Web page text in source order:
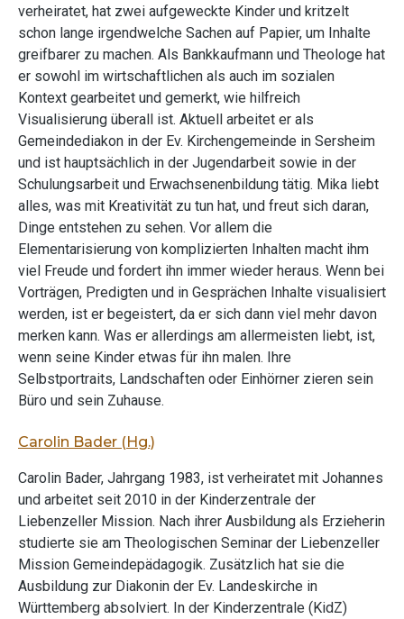
verheiratet, hat zwei aufgeweckte Kinder und kritzelt
schon lange irgendwelche Sachen auf Papier, um Inhalte
greifbarer zu machen. Als Bankkaufmann und Theologe hat
er sowohl im wirtschaftlichen als auch im sozialen
Kontext gearbeitet und gemerkt, wie hilfreich
Visualisierung überall ist. Aktuell arbeitet er als
Gemeindediakon in der Ev. Kirchengemeinde in Sersheim
und ist hauptsächlich in der Jugendarbeit sowie in der
Schulungsarbeit und Erwachsenenbildung tätig. Mika liebt
alles, was mit Kreativität zu tun hat, und freut sich daran,
Dinge entstehen zu sehen. Vor allem die
Elementarisierung von komplizierten Inhalten macht ihm
viel Freude und fordert ihn immer wieder heraus. Wenn bei
Vorträgen, Predigten und in Gesprächen Inhalte visualisiert
werden, ist er begeistert, da er sich dann viel mehr davon
merken kann. Was er allerdings am allermeisten liebt, ist,
wenn seine Kinder etwas für ihn malen. Ihre
Selbstportraits, Landschaften oder Einhörner zieren sein
Büro und sein Zuhause.
Carolin Bader (Hg.)
Carolin Bader, Jahrgang 1983, ist verheiratet mit Johannes
und arbeitet seit 2010 in der Kinderzentrale der
Liebenzeller Mission. Nach ihrer Ausbildung als Erzieherin
studierte sie am Theologischen Seminar der Liebenzeller
Mission Gemeindepädagogik. Zusätzlich hat sie die
Ausbildung zur Diakonin der Ev. Landeskirche in
Württemberg absolviert. In der Kinderzentrale (KidZ)